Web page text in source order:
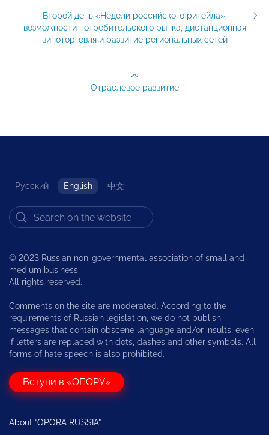
Второй день «Недели российского ритейла»:
возможности потребительского рынка, дистанционная
виноторговля и развитие региональных сетей
Отраслевое развитие
Русский English 中文
© 2023 Russian non-governmental association of small and
medium business
All rights reserved.
Comments on the site are moderated. According to the
requirements of Russian legislation, we do not publish
messages that contain obscene language and/or insults, even
if letters are replaced with dots, dashes and other symbols. All
forms of hate speech is also prohibited.
Вступи в «ОПОРУ»
About “OPORA RUSSIA”